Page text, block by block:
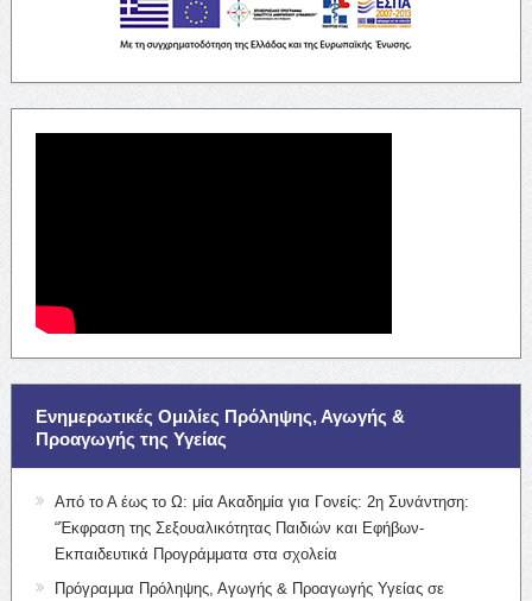
Ενημερωτικές Ομιλίες Πρόληψης, Αγωγής &
Προαγωγής της Υγείας
Από το Α έως το Ω: μία Ακαδημία για Γονείς: 2η Συνάντηση:
“Έκφραση της Σεξουαλικότητας Παιδιών και Εφήβων-
Εκπαιδευτικά Προγράμματα στα σχολεία
Πρόγραμμα Πρόληψης, Αγωγής & Προαγωγής Υγείας σε